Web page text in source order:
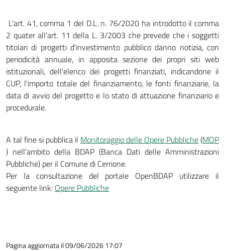
L'art. 41, comma 1 del D.L. n. 76/2020 ha introdotto il comma
2 quater all'art. 11 della L. 3/2003 che prevede che i soggetti
titolari di progetti d'investimento pubblico danno notizia, con
periodicità annuale, in apposita sezione dei propri siti web
istituzionali, dell'elenco dei progetti finanziati, indicandone il
CUP, l'importo totale del finanziamento, le fonti finanziarie, la
data di avvio del progetto e lo stato di attuazione finanziario e
procedurale.
A tal fine si pubblica il Monitoraggio delle Opere Pubbliche(MOP
) nell'ambito della BDAP (Banca Dati delle Amministrazioni
Pubbliche) per il Comune di Cerrione.
Per la consultazione del portale OpenBDAP utilizzare il
seguente link: Opere Pubbliche
Pagina aggiornata il 09/06/2026 17:07